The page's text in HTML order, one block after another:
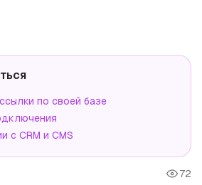
по своей базе
с CRM и CMS
72